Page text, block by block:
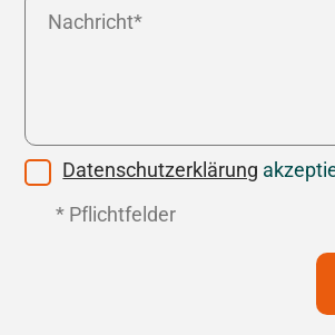
Datenschutzerklärung
* Pflichtfelder